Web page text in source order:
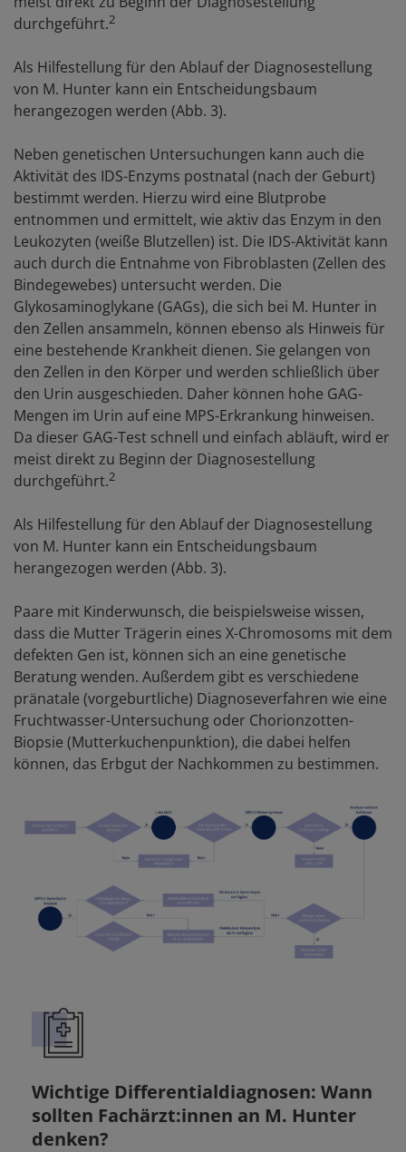
durchgeführt.2
Als Hilfestellung für den Ablauf der Diagnosestellung
von M. Hunter kann ein Entscheidungsbaum
herangezogen werden (Abb. 3).
Neben genetischen Untersuchungen kann auch die
Aktivität des IDS-Enzyms postnatal (nach der Geburt)
bestimmt werden. Hierzu wird eine Blutprobe
entnommen und ermittelt, wie aktiv das Enzym in den
Leukozyten (weiße Blutzellen) ist. Die IDS-Aktivität kann
auch durch die Entnahme von Fibroblasten (Zellen des
Bindegewebes) untersucht werden. Die
Glykosaminoglykane (GAGs), die sich bei M. Hunter in
den Zellen ansammeln, können ebenso als Hinweis für
eine bestehende Krankheit dienen. Sie gelangen von
den Zellen in den Körper und werden schließlich über
den Urin ausgeschieden. Daher können hohe GAG-
Mengen im Urin auf eine MPS-Erkrankung hinweisen.
Da dieser GAG-Test schnell und einfach abläuft, wird er
meist direkt zu Beginn der Diagnosestellung
durchgeführt.2
Als Hilfestellung für den Ablauf der Diagnosestellung
von M. Hunter kann ein Entscheidungsbaum
herangezogen werden (Abb. 3).
Paare mit Kinderwunsch, die beispielsweise wissen,
dass die Mutter Trägerin eines X-Chromosoms mit dem
defekten Gen ist, können sich an eine genetische
Beratung wenden. Außerdem gibt es verschiedene
pränatale (vorgeburtliche) Diagnoseverfahren wie eine
Fruchtwasser-Untersuchung oder Chorionzotten-
Biopsie (Mutterkuchenpunktion), die dabei helfen
können, das Erbgut der Nachkommen zu bestimmen.
Wichtige Differentialdiagnosen: Wann
sollten Fachärzt:innen an M. Hunter
denken?